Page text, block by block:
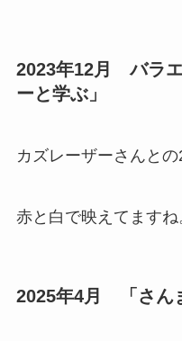
2023年12月 バラ
ーと学ぶ」
カズレーザーさんとの
赤と白で映えてますね
2025年4月 「さん